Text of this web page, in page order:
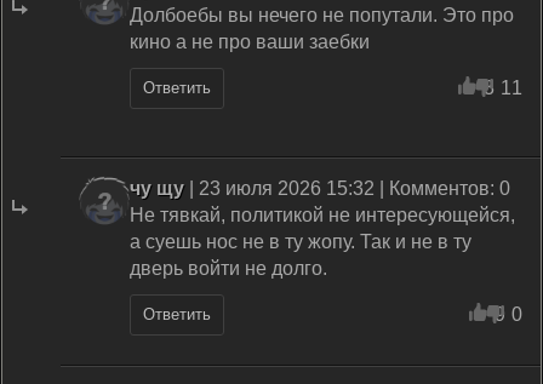
Долбоебы вы нечего не попутали. Это про
кино а не про ваши заебки
Ответить 3 11
чу щу| 23 июля 2026 15:32 | Комментов: 0
Не тявкай, политикой не интересующейся,
а суешь нос не в ту жопу. Так и не в ту
дверь войти не долго.
Ответить 9 0